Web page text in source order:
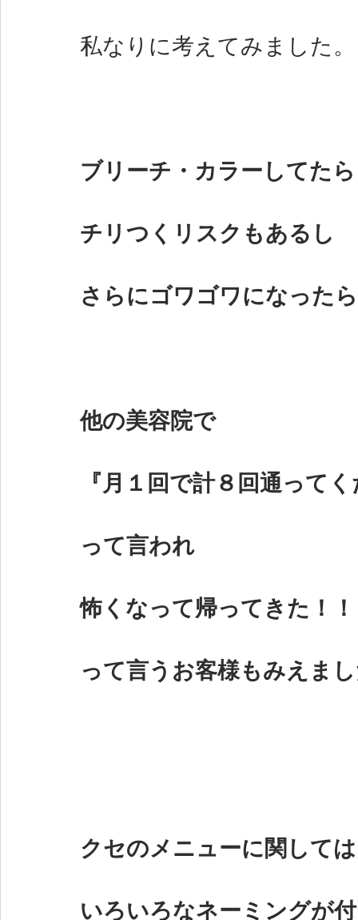
私なりに考えてみました。
ブリーチ・カラーしてたら
チリつくリスクもあるし
さらにゴワゴワになった
他の美容院で
『月１回で計８回通って
って言われ
怖くなって帰ってきた！！
って言うお客様もみえま
クセのメニューに関しては
いろいろなネーミングが